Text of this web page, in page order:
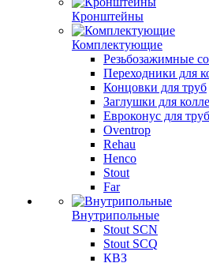
Кронштейны
Комплектующие
Резьбозажимные
Переходники для
Концовки для труб
Заглушки для
Евроконус для труб
Oventrop
Rehau
Henco
Stout
Far
Внутрипольные
Stout SCN
Stout SCQ
КВЗ